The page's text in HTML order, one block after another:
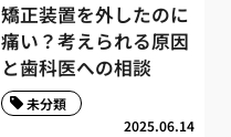
矯正装置を外したのに
痛い？考えられる原因
と歯科医への相談
2025.06.14
未分類